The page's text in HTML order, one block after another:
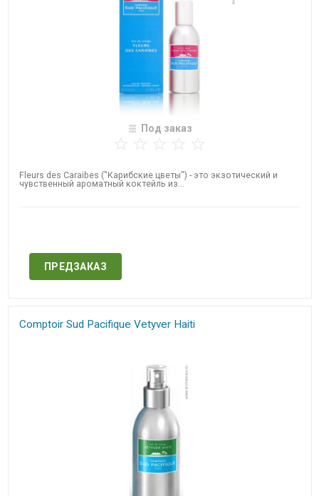
Под заказ
Fleurs des Caraibes ("Карибские цветы") - это экзотический и
чувственный ароматный коктейль из...
ПРЕДЗАКАЗ
Comptoir Sud Pacifique Vetyver Haiti